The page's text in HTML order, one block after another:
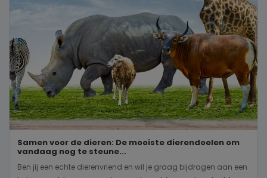
Samen voor de dieren: De mooiste dierendoelen om
vandaag nog te steune...
Ben jij een echte dierenvriend en wil je graag bijdragen aan een